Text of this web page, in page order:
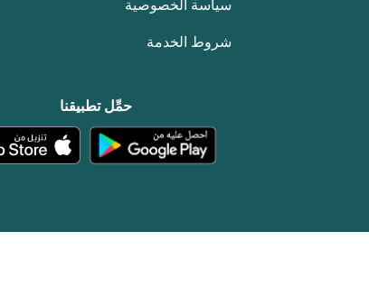
سياسة الخصوصية
شروط الخدمة
حمِّل تطبيقنا